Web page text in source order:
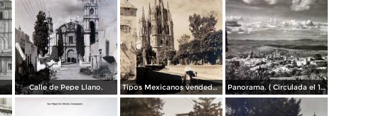
Calle de Pepe Llano. Tipos Mexicanos vendedor de agua. ( Circulada el 14 de Octubre de 1942 ). Panorama. ( Circulada el 17 de Marzo de 1952 ).